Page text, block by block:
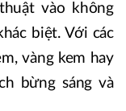
vào không
biệt. Với các
vàng kem hay
bừng sáng và